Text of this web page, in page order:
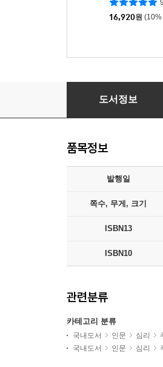
16,920원 (10%
나를 모르는 나에게
도서정보
품목정보
발행일
쪽수, 무게, 크기
ISBN13
ISBN10
관련분류
카테고리 분류
국내도서 인문 심리
국내도서
인문 심리